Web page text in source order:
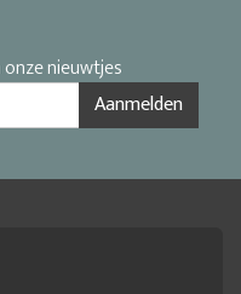
nieuwtjes
Aanmelden